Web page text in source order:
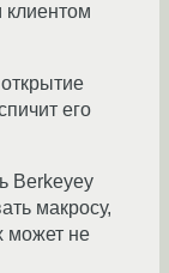
клиентом
его
Berkeyey
макросу,
может не